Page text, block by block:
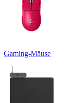
Gaming-Mäuse